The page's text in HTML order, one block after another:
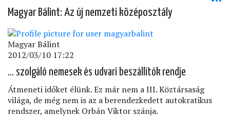
Magyar Bálint: Az új nemzeti középosztály
Magyar Bálint
2012/03/10 17:22
… szolgáló nemesek és udvari beszállítók rendje
Átmeneti időket élünk. Ez már nem a III. Köztársaság
világa, de még nem is az a berendezkedett autokratikus
rendszer, amelynek Orbán Viktor szánja.